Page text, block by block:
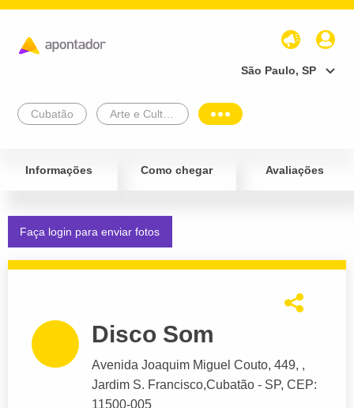
São Paulo, SP
Cubatão
Informações Como chegar Avaliações
Faça login para enviar fotos
Disco Som
Avenida Joaquim Miguel Couto, 449, ,
Jardim S. Francisco,Cubatão - SP, CEP:
11500-005